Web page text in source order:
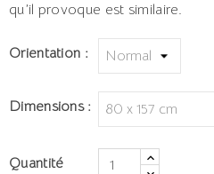
qu’il provoque est similaire.
Orientation :
Dimensions :
Quantité